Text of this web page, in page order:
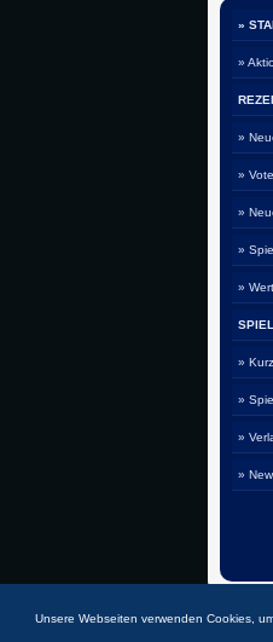
Unsere Webseiten verwenden Cookies,
»
»
»
»
»
»
»
»
»
»
»